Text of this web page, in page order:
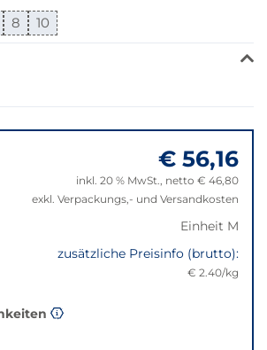
8 10
€ 56,16
inkl. 20 % MwSt., netto € 46,80
exkl. Verpackungs,- und Versandkosten
Einheit M
zusätzliche Preisinfo (brutto):
€ 2.40/kg